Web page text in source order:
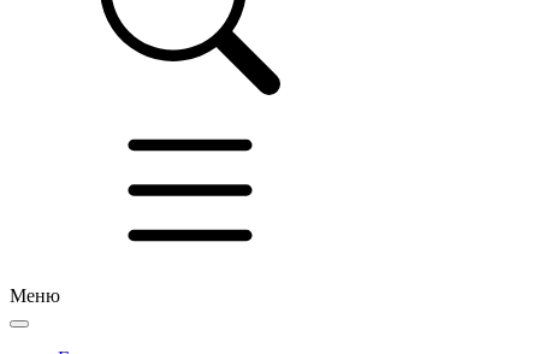
Меню